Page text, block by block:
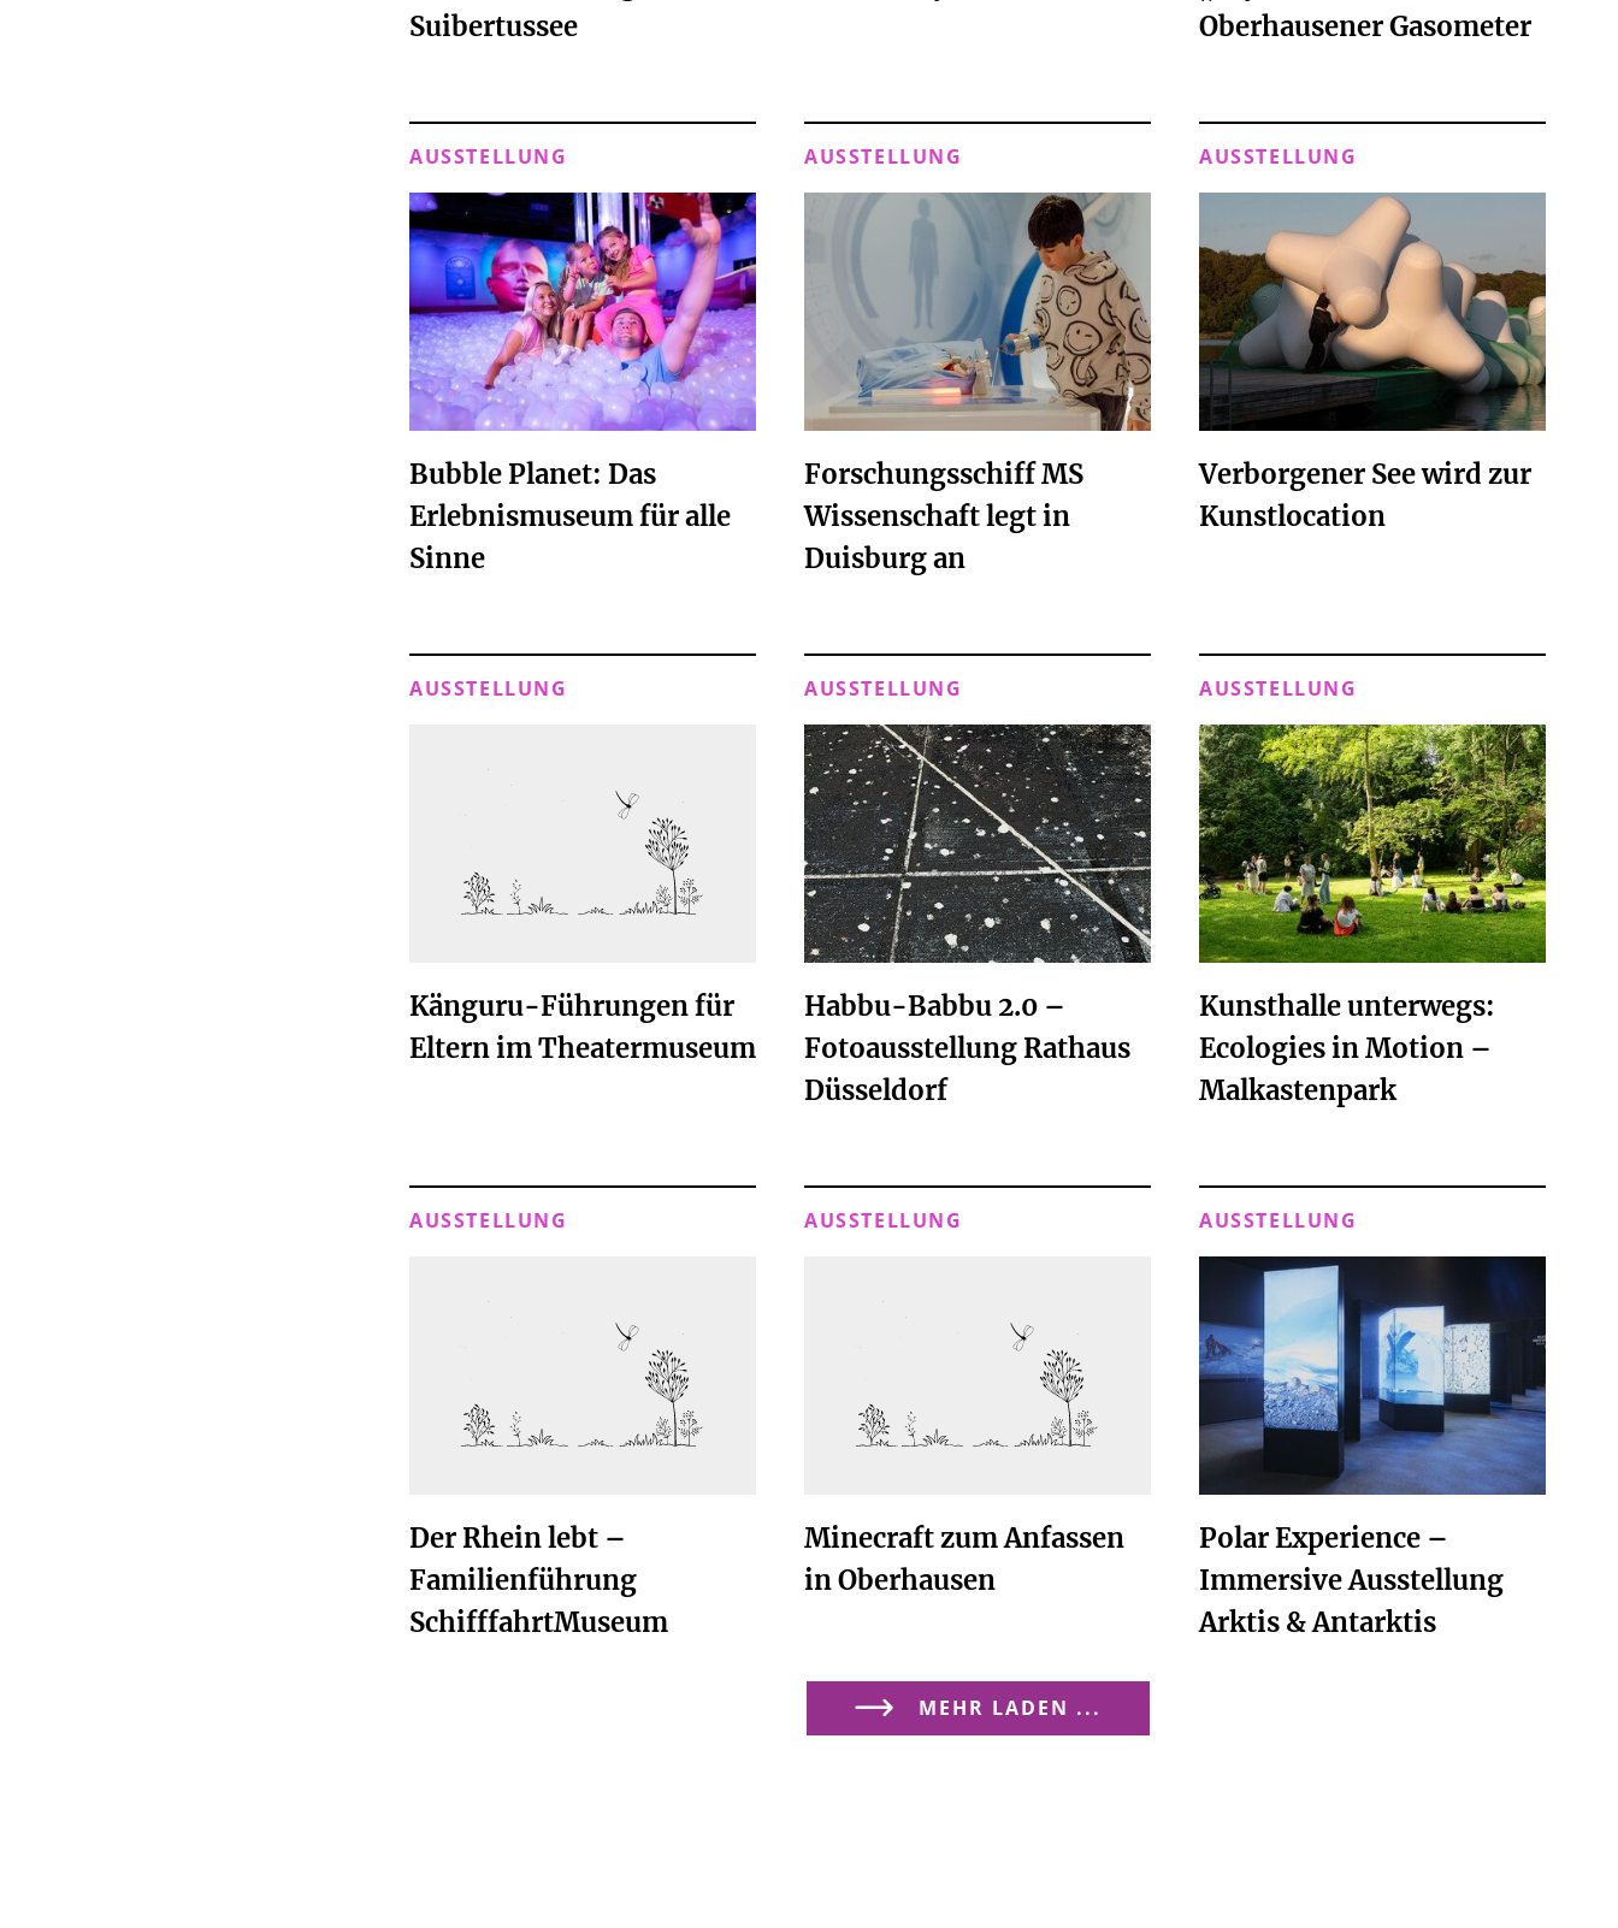
Suibertussee
Oberhausener Gasometer
AUSSTELLUNG
Bubble Planet: Das
Erlebnismuseum für alle
Sinne
AUSSTELLUNG
Forschungsschiff MS
Wissenschaft legt in
Duisburg an
AUSSTELLUNG
Verborgener See wird zur
Kunstlocation
AUSSTELLUNG
Känguru-Führungen für
Eltern im Theatermuseum
AUSSTELLUNG
Habbu-Babbu 2.0 –
Fotoausstellung Rathaus
Düsseldorf
AUSSTELLUNG
Kunsthalle unterwegs:
Ecologies in Motion –
Malkastenpark
AUSSTELLUNG
Der Rhein lebt –
Familienführung
SchifffahrtMuseum
AUSSTELLUNG
Minecraft zum Anfassen
in Oberhausen
AUSSTELLUNG
Polar Experience –
Immersive Ausstellung
Arktis & Antarktis
MEHR LADEN ...